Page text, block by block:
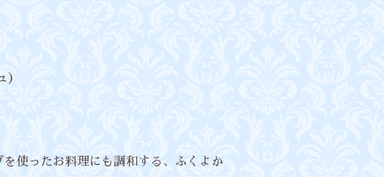
）
使ったお料理にも調和する、ふくよか